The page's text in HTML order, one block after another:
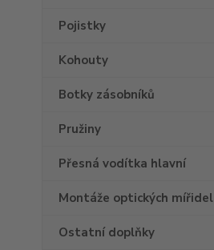
Pojistky
Kohouty
Botky zásobníků
Pružiny
Přesná vodítka hlavní
Montáže optických mířidel
Ostatní doplňky